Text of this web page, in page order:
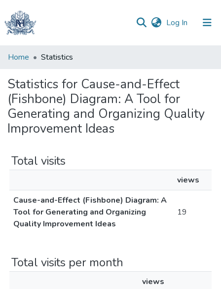
Log In (current)
Communities
Collections
All of DSpace
Home Statistics
Statistics for Cause-and-Effect
(Fishbone) Diagram: A Tool for
Generating and Organizing Quality
Improvement Ideas
Total visits
views
Cause-and-Effect (Fishbone) Diagram: A
Tool for Generating and Organizing
Quality Improvement Ideas
19
Total visits per month
views